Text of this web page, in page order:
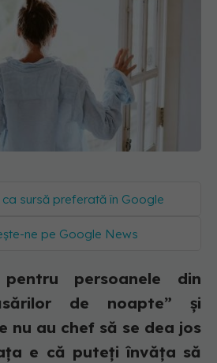
sursă preferată în Google
ne pe Google News
persoanele din
de noapte” și
nu au chef să se dea jos
e că puteți învăța să